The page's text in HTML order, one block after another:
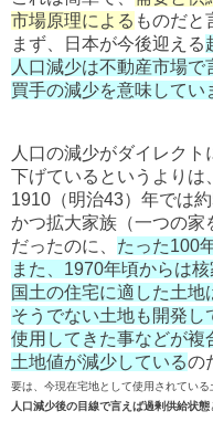
市場原理による ものだと
まず、日本が今後迎える
人口減少は不動産市場で
買手の減少を意味してい
人口の減少がダイレクト
下げているというよりは、
1910（明治43）年では
かつ拡大家族（一つの家
だったのに、 たった100
また、1970年頃からは
国土の住宅に適した土地
そうでない土地も開発し
使用してきた事などが複
土地値が減少しているの
要は、今現在宅地として使用されている
人口減少後の目線で言えば過剰供給状態